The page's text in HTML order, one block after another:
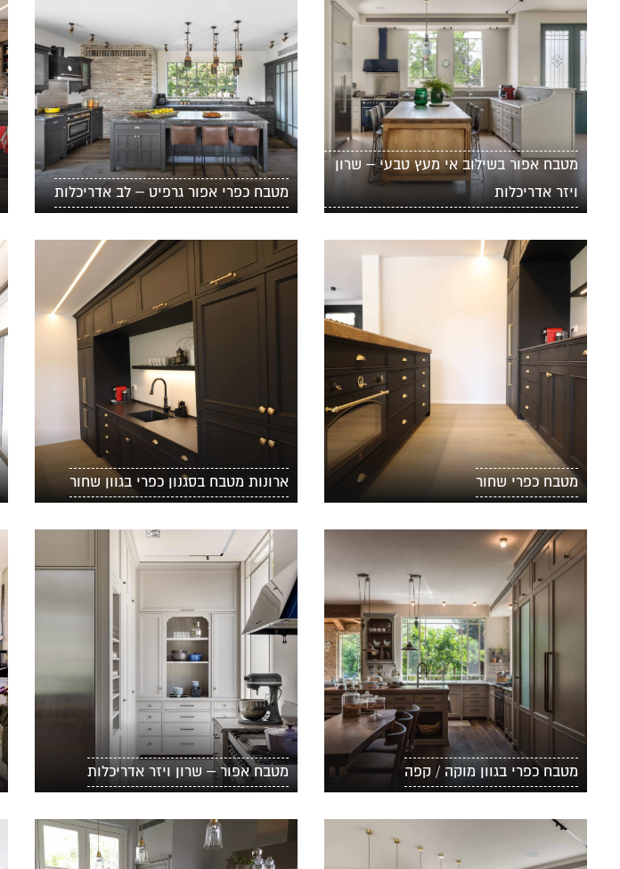
מטבח אפור בשילוב אי מעץ טבעי – שרון
ויזר אדריכלות
מטבח כפרי אפור גרפיט – לב אדריכלות
מטבח כפרי שחור ארונות מטבח בסגנון כפרי בגוון שחור
מטבח כפרי בגוון מוקה / קפה מטבח אפור – שרון ויזר אדריכלות